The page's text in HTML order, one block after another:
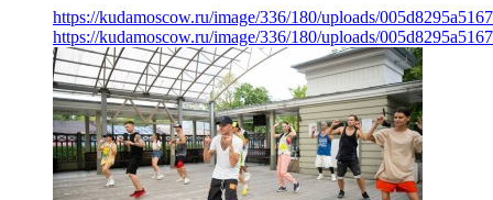
https://kudamoscow.ru/image/336/180/uploads/
https://kudamoscow.ru/image/336/180/uploads/